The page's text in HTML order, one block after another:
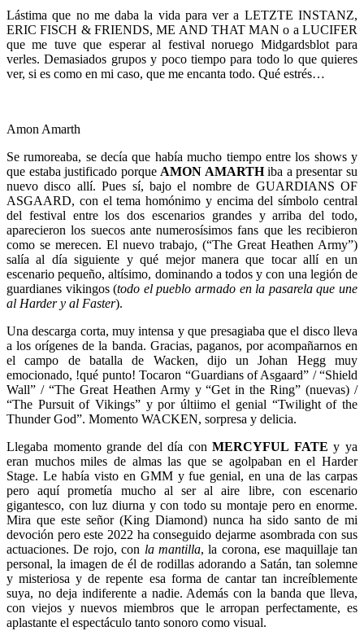
Lástima que no me daba la vida para ver a LETZTE INSTANZ,
ERIC FISCH & FRIENDS, ME AND THAT MAN o a LUCIFER
que me tuve que esperar al festival noruego Midgardsblot para
verles. Demasiados grupos y poco tiempo para todo lo que quieres
ver, si es como en mi caso, que me encanta todo. Qué estrés…
Amon Amarth
Se rumoreaba, se decía que había mucho tiempo entre los shows y
que estaba justificado porque AMON AMARTHiba a presentar su
nuevo disco allí. Pues sí, bajo el nombre de GUARDIANS OF
ASGAARD, con el tema homónimo y encima del símbolo central
del festival entre los dos escenarios grandes y arriba del todo,
aparecieron los suecos ante numerosísimos fans que les recibieron
como se merecen. El nuevo trabajo, (“The Great Heathen Army”)
salía al día siguiente y qué mejor manera que tocar allí en un
escenario pequeño, altísimo, dominando a todos y con una legión de
guardianes vikingos (todo el pueblo armado en la pasarela que une
al Harder y al Faster).
Una descarga corta, muy intensa y que presagiaba que el disco lleva
a los orígenes de la banda. Gracias, paganos, por acompañarnos en
el campo de batalla de Wacken, dijo un Johan Hegg muy
emocionado, !qué punto! Tocaron “Guardians of Asgaard” / “Shield
Wall” / “The Great Heathen Army y “Get in the Ring” (nuevas) /
“The Pursuit of Vikings” y por últiimo el genial “Twilight of the
Thunder God”. Momento WACKEN, sorpresa y delicia.
Llegaba momento grande del día conMERCYFUL FATE y ya
eran muchos miles de almas las que se agolpaban en el Harder
Stage. Le había visto en GMM y fue genial, en una de las carpas
pero aquí prometía mucho al ser al aire libre, con escenario
gigantesco, con luz diurna y con todo su montaje pero en enorme.
Mira que este señor (King Diamond) nunca ha sido santo de mi
devoción pero este 2022 ha conseguido dejarme asombrada con sus
actuaciones. De rojo, con la mantilla, la corona, ese maquillaje tan
personal, la imagen de él de rodillas adorando a Satán, tan solemne
y misteriosa y de repente esa forma de cantar tan increíblemente
suya, no deja indiferente a nadie. Además con la banda que lleva,
con viejos y nuevos miembros que le arropan perfectamente, es
aplastante el espectáculo tanto sonoro como visual.